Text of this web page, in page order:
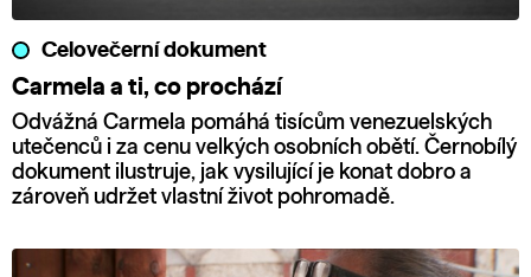
Celovečerní dokument
Carmela a ti, co prochází
Odvážná Carmela pomáhá tisícům venezuelských
utečenců i za cenu velkých osobních obětí. Černobílý
dokument ilustruje, jak vysilující je konat dobro a
zároveň udržet vlastní život pohromadě.